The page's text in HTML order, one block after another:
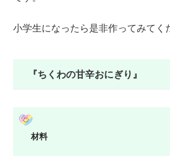
小学生になったら是非作ってみてく
『ちくわの甘辛おにぎり』
材料